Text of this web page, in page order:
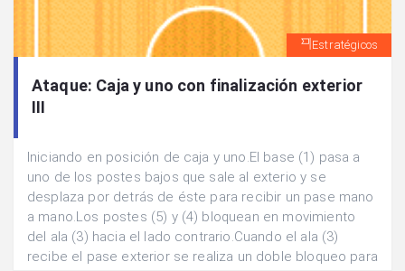
Estratégicos
Ataque: Caja y uno con finalización exterior
III
Iniciando en posición de caja y uno.El base (1) pasa a
uno de los postes bajos que sale al exterio y se
desplaza por detrás de éste para recibir un pase mano
a mano.Los postes (5) y (4) bloquean en movimiento
del ala (3) hacia el lado contrario.Cuando el ala (3)
recibe el pase exterior se realiza un doble bloqueo para